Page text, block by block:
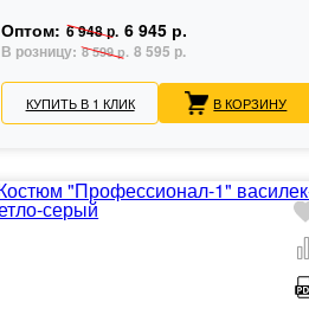
Оптом: 6 948 р. 6 945 р.
В розницу:8 599 р. 8 595 р.
КУПИТЬ В 1 КЛИК В КОРЗИНУ